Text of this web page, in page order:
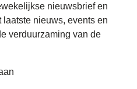
nieuwsbrief en
nieuws, events en
verduurzaming van de